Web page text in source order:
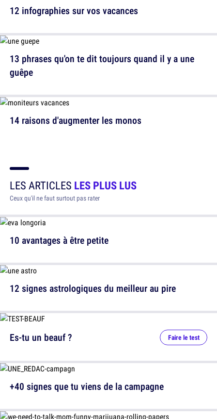
13 phrases qu'on te dit toujours quand il y a une
guêpe
12 infographies sur vos vacances
14 raisons d'augmenter les monos
LES ARTICLES LES PLUS LUS
Ceux qu'il ne faut surtout pas rater
10 avantages à être petite
12 signes astrologiques du meilleur au pire
Es-tu un beauf ? Faire le test
+40 signes que tu viens de la campagne